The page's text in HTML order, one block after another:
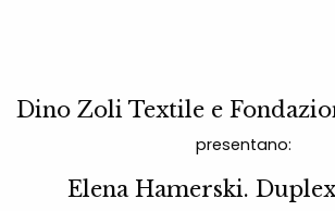
Dino Zoli Textile e
presentano:
Elena Hamerski.